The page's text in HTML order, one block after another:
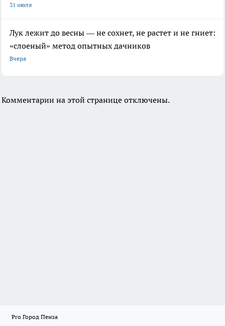
31 июля
Лук лежит до весны — не сохнет, не растет и не гниет:
«слоеный» метод опытных дачников
Вчера
Комментарии на этой странице отключены.
Pro Город Пенза